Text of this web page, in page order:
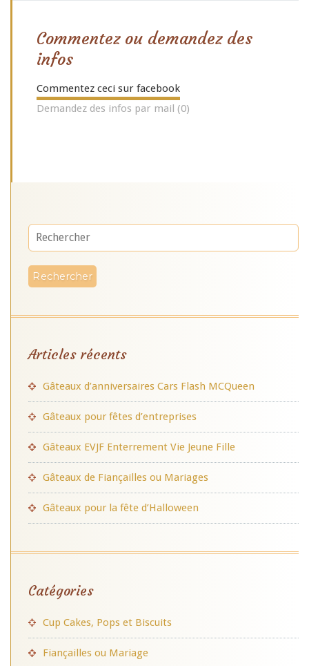
Commentez ou demandez des
infos
Commentez ceci sur facebook
Demandez des infos par mail (0)
Articles récents
Gâteaux d’anniversaires Cars Flash MCQueen
Gâteaux pour fêtes d’entreprises
Gâteaux EVJF Enterrement Vie Jeune Fille
Gâteaux de Fiançailles ou Mariages
Gâteaux pour la fête d’Halloween
Catégories
Cup Cakes, Pops et Biscuits
Fiançailles ou Mariage